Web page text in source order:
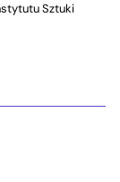
Sztuki